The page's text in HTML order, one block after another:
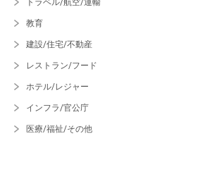
トラベル/航空/運輸
教育
建設/住宅/不動産
レストラン/フード
ホテル/レジャー
インフラ/官公庁
医療/福祉/その他